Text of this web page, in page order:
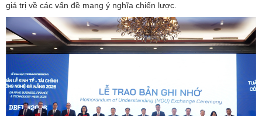
giá trị về các vấn đề mang ý nghĩa chiến lược.